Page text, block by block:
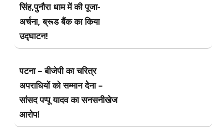
सिंह,पुनौरा धाम में की पूजा-
अर्चना, ब्रूड बैंक का किया
उद्घाटन!
पटना – बीजेपी का चरित्र
अपराधियों को सम्मान देना –
सांसद पप्पू यादव का सनसनीखेज
आरोप!